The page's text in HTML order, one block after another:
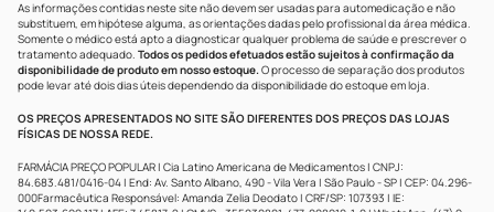
As informações contidas neste site não devem ser usadas para automedicação e não
substituem, em hipótese alguma, as orientações dadas pelo profissional da área médica.
Somente o médico está apto a diagnosticar qualquer problema de saúde e prescrever o
tratamento adequado. Todos os pedidos efetuados estão sujeitos à confirmação da
disponibilidade de produto em nosso estoque.O processo de separação dos produtos
pode levar até dois dias úteis dependendo da disponibilidade do estoque em loja.
OS PREÇOS APRESENTADOS NO SITE SÃO DIFERENTES DOS PREÇOS DAS LOJAS
FÍSICAS DE NOSSA REDE.
FARMÁCIA PREÇO POPULAR | Cia Latino Americana de Medicamentos | CNPJ:
84.683.481/0416-04 | End: Av. Santo Albano, 490 - Vila Vera | São Paulo - SP | CEP: 04.296-
000Farmacêutica Responsável: Amanda Zelia Deodato | CRF/SP: 107393 | IE: